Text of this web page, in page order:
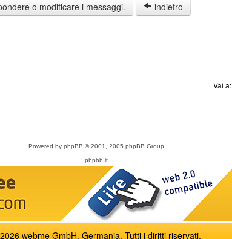
o modificare i messaggi.
indietro
Vai a:
Powered by phpBB © 2001, 2005 phpBB Group
phpbb.it
webme GmbH, Germania. Tutti i diritti riservati.